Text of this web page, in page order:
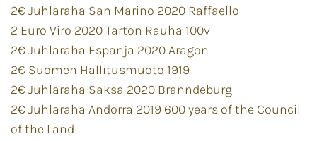
2€ Juhlaraha San Marino 2020 Raffaello
2 Euro Viro 2020 Tarton Rauha 100v
2€ Juhlaraha Espanja 2020 Aragon
2€ Suomen Hallitusmuoto 1919
2€ Juhlaraha Saksa 2020 Branndeburg
2€ Juhlaraha Andorra 2019 600 years of the Council
of the Land